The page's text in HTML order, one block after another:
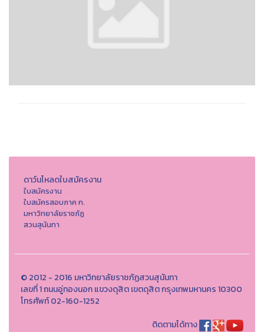
ดาว์นโหลดใบสมัครงาน
ใบสมัครงาน
ใบสมัครสอบภาค ก.
มหาวิทยาลัยราชภัฏ
สวนสุนันทา
© 2012 - 2016 มหาวิทยาลัยราชภัฏสวนสุนันทา
เลขที่ 1 ถนนอู่ทองนอก แขวงดุสิต เขตดุสิต กรุงเทพมหานคร 10300
โทรศัพท์ 02-160-1252
ติดตามได้ทาง